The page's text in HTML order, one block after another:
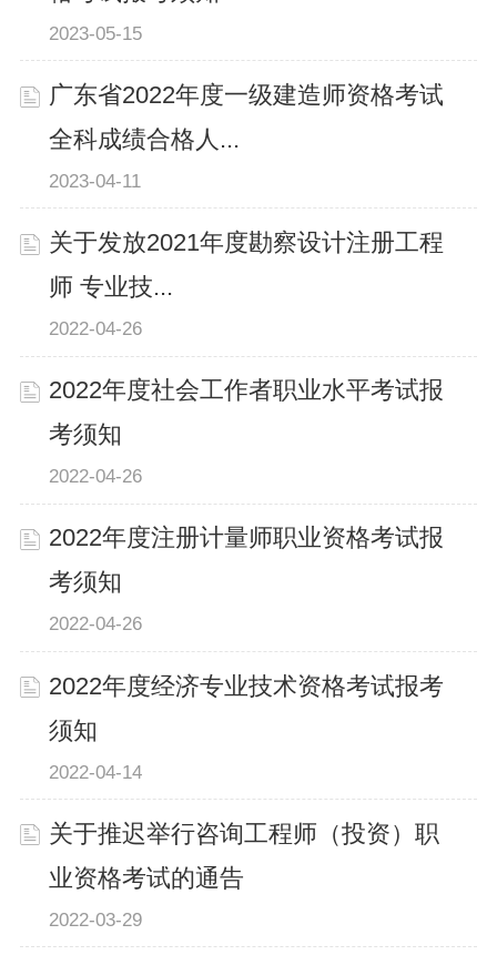
2023-05-15
广东省2022年度一级建造师资格考试
全科成绩合格人...
2023-04-11
关于发放2021年度勘察设计注册工程
师 专业技...
2022-04-26
2022年度社会工作者职业水平考试报
考须知
2022-04-26
2022年度注册计量师职业资格考试报
考须知
2022-04-26
2022年度经济专业技术资格考试报考
须知
2022-04-14
关于推迟举行咨询工程师（投资）职
业资格考试的通告
2022-03-29